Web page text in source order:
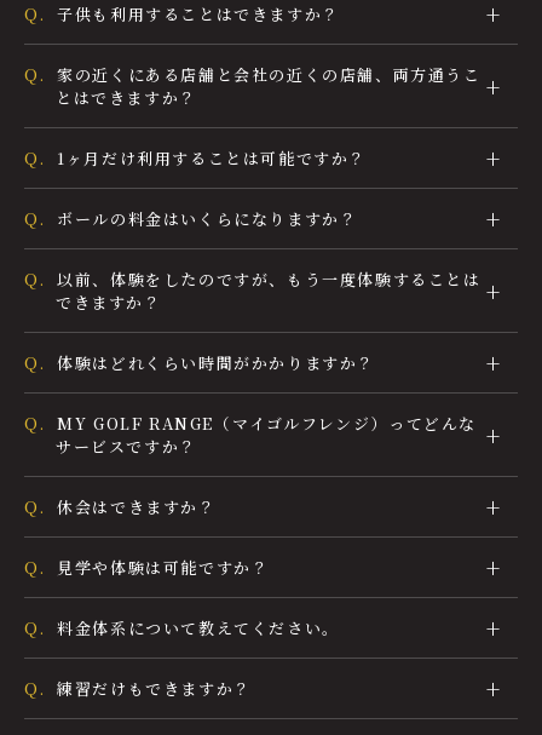
Q. 子供も利用することはできますか？
Q.
家の近くにある店舗と会社の近くの店舗、両方通うこ
とはできますか？
Q. 1ヶ月だけ利用することは可能ですか？
Q. ボールの料金はいくらになりますか？
Q.
以前、体験をしたのですが、もう一度体験することは
できますか？
Q. 体験はどれくらい時間がかかりますか？
Q.
MY GOLF RANGE（マイゴルフレンジ）ってどんな
サービスですか？
Q. 休会はできますか？
Q. 見学や体験は可能ですか？
Q. 料金体系について教えてください。
Q. 練習だけもできますか？